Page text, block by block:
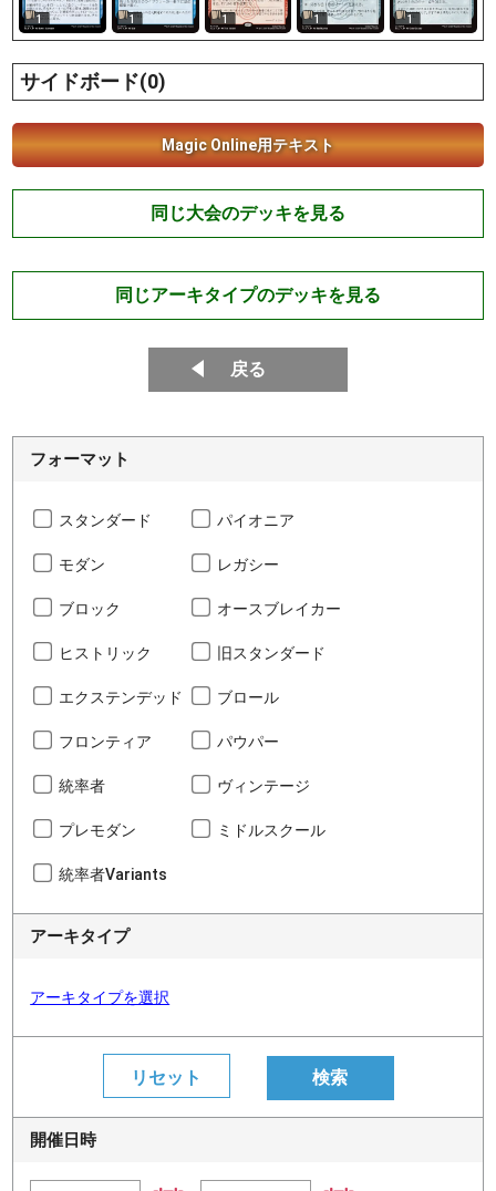
1 1 1 1 1
サイドボード(0)
Magic Online用テキスト
同じ大会のデッキを見る
同じアーキタイプのデッキを見る
戻る
フォーマット
スタンダード パイオニア
モダン レガシー
ブロック オースブレイカー
ヒストリック 旧スタンダード
エクステンデッド ブロール
フロンティア パウパー
統率者 ヴィンテージ
プレモダン ミドルスクール
統率者Variants
アーキタイプ
アーキタイプを選択
開催日時